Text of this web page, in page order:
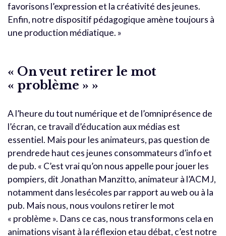
favorisons l’expression et la créativité des jeunes.
Enfin, notre dispositif pédagogique amène toujours à
une production médiatique. »
« On veut retirer le mot
« problème » »
A l’heure du tout numérique et de l’omniprésence de
l’écran, ce travail d’éducation aux médias est
essentiel. Mais pour les animateurs, pas question de
prendrede haut ces jeunes consommateurs d’info et
de pub. « C’est vrai qu’on nous appelle pour jouer les
pompiers, dit Jonathan Manzitto, animateur à l’ACMJ,
notamment dans lesécoles par rapport au web ou à la
pub. Mais nous, nous voulons retirer le mot
« problème ». Dans ce cas, nous transformons cela en
animations visant à la réflexion etau débat, c’est notre